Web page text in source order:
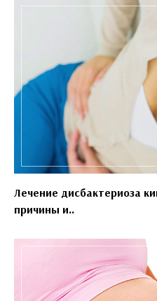
Лечение дисбактериоза
причины и..